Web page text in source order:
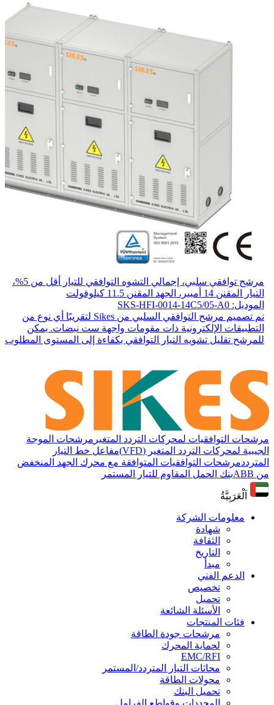
مرشح توافقي سلبي، إجمالي التشوه التوافقي للتيار أقل من 5%،
التيار المقنن 14 أمبير، الجهد المقنن 11.5 كيلوفولت
الموديل: SKS-HFI-0014-14C5/05-A0
تم تصميم مرشح التوافقي السلبي من Sikes لتقريبًا أي نوع من
التطبيقات الإلكترونية ذات مقومات واجهة ست نبضات. يمكن
للمرشح تقليل تشويه التيار التوافقي بكفاءة إلى المستوى المطلوب.
مرشحات التوافقيات لمحركات التردد المتغير مرشحات الموجة
الجيبية لمحركات التردد المتغير (VFD)
مفاعل خط التيار
المترددمرشحات التوافقيات المتوافقة مع محرك الجهد المنخفض
من ABB
بنك الحمل المقاوم للتيار المستمر
اَلْعَرَبِيَّةُ
معلومات الشركة
شهادة
الثقافة
التاريخ
مبدأ
الدعم الفني
تخصيص
تحميل
الأسئلة الشائعة
فئات المنتجات
مرشحات جودة الطاقة
لحماية المحرك
EMC/RFI
محاثات التيار المتردد/المستمر
محولات الطاقة
تحميل البنك